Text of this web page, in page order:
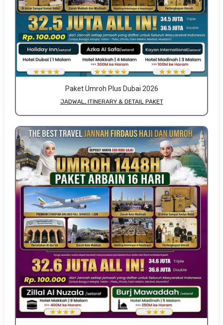
Paket Umroh Plus Dubai 2026
JADWAL, ITINERARY & DETAIL PAKET